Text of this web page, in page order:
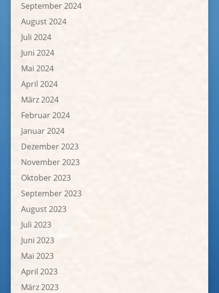
September 2024
August 2024
Juli 2024
Juni 2024
Mai 2024
April 2024
März 2024
Februar 2024
Januar 2024
Dezember 2023
November 2023
Oktober 2023
September 2023
August 2023
Juli 2023
Juni 2023
Mai 2023
April 2023
März 2023